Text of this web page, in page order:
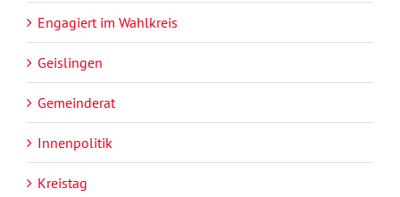
Engagiert im Wahlkreis
Geislingen
Gemeinderat
Innenpolitik
Kreistag